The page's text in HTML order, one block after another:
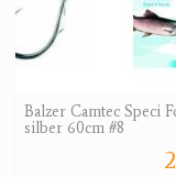
Balzer Camtec Speci
silber 60cm #8